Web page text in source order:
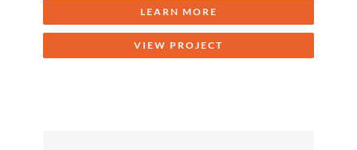
LEARN MORE
VIEW PROJECT